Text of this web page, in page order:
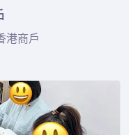
港商戶